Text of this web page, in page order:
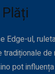
Edge-ul,
tradiționale
pot